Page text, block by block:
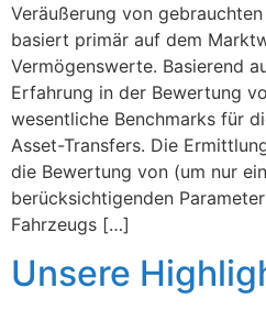
Veräußerung von
basiert primär auf dem
Vermögenswerte. Basierend
Erfahrung in der Bewertung
wesentliche Benchmarks für
Asset-Transfers. Die
die Bewertung von (um nur
berücksichtigenden
Fahrzeugs […]
Unsere